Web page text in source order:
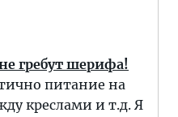
гребут шерифа!
питание на
креслами и т.д. Я